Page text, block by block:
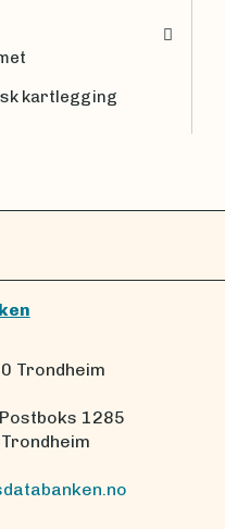
kartlegging
Trondheim
1285